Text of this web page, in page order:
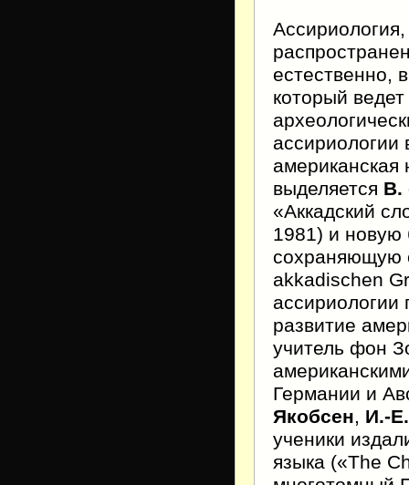
естественно,
который
ассириологии
выделяется В.
«Аккадский
1981) и новую
сохраняющую
akkadischen
развитие
учитель фон
Германии и
Якобсен, И.-
ученики
языка («The